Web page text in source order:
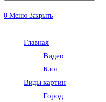
0 Меню Закрыть
Главная
Видео
Блог
Виды картин
Город